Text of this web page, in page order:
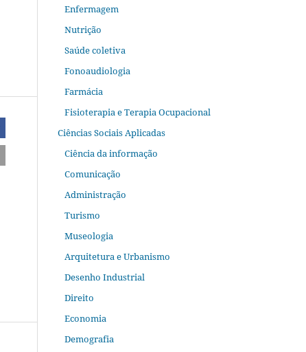
Enfermagem
Nutrição
Saúde coletiva
Fonoaudiologia
Farmácia
Fisioterapia e Terapia Ocupacional
Ciências Sociais Aplicadas
Ciência da informação
Comunicação
Administração
Turismo
Museologia
Arquitetura e Urbanismo
Desenho Industrial
Direito
Economia
Demografia